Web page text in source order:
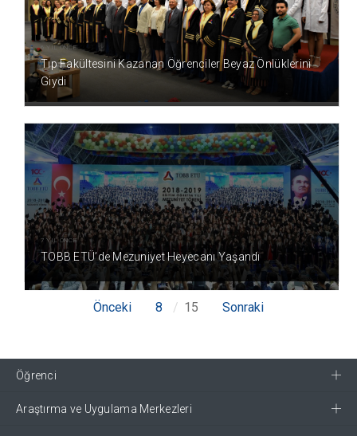
6 YIL ÖNCE
Tıp Fakültesini Kazanan Öğrenciler Beyaz Önlüklerini
Giydi
7 YIL ÖNCE
TOBB ETÜ’de Mezuniyet Heyecanı Yaşandı
Önceki 8 15 Sonraki
Öğrenci
Araştırma ve Uygulama Merkezleri